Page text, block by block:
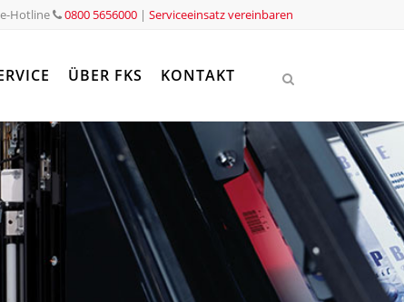
Hotline 0800 5656000 | Serviceeinsatz vereinbaren
ÜBER FKS KONTAKT